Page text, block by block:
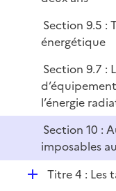
e
r
Section 9.5 :
énergétique
Section 9.7 :
l’énergie
Section 10 :
imposables
DTitre 4 : Les